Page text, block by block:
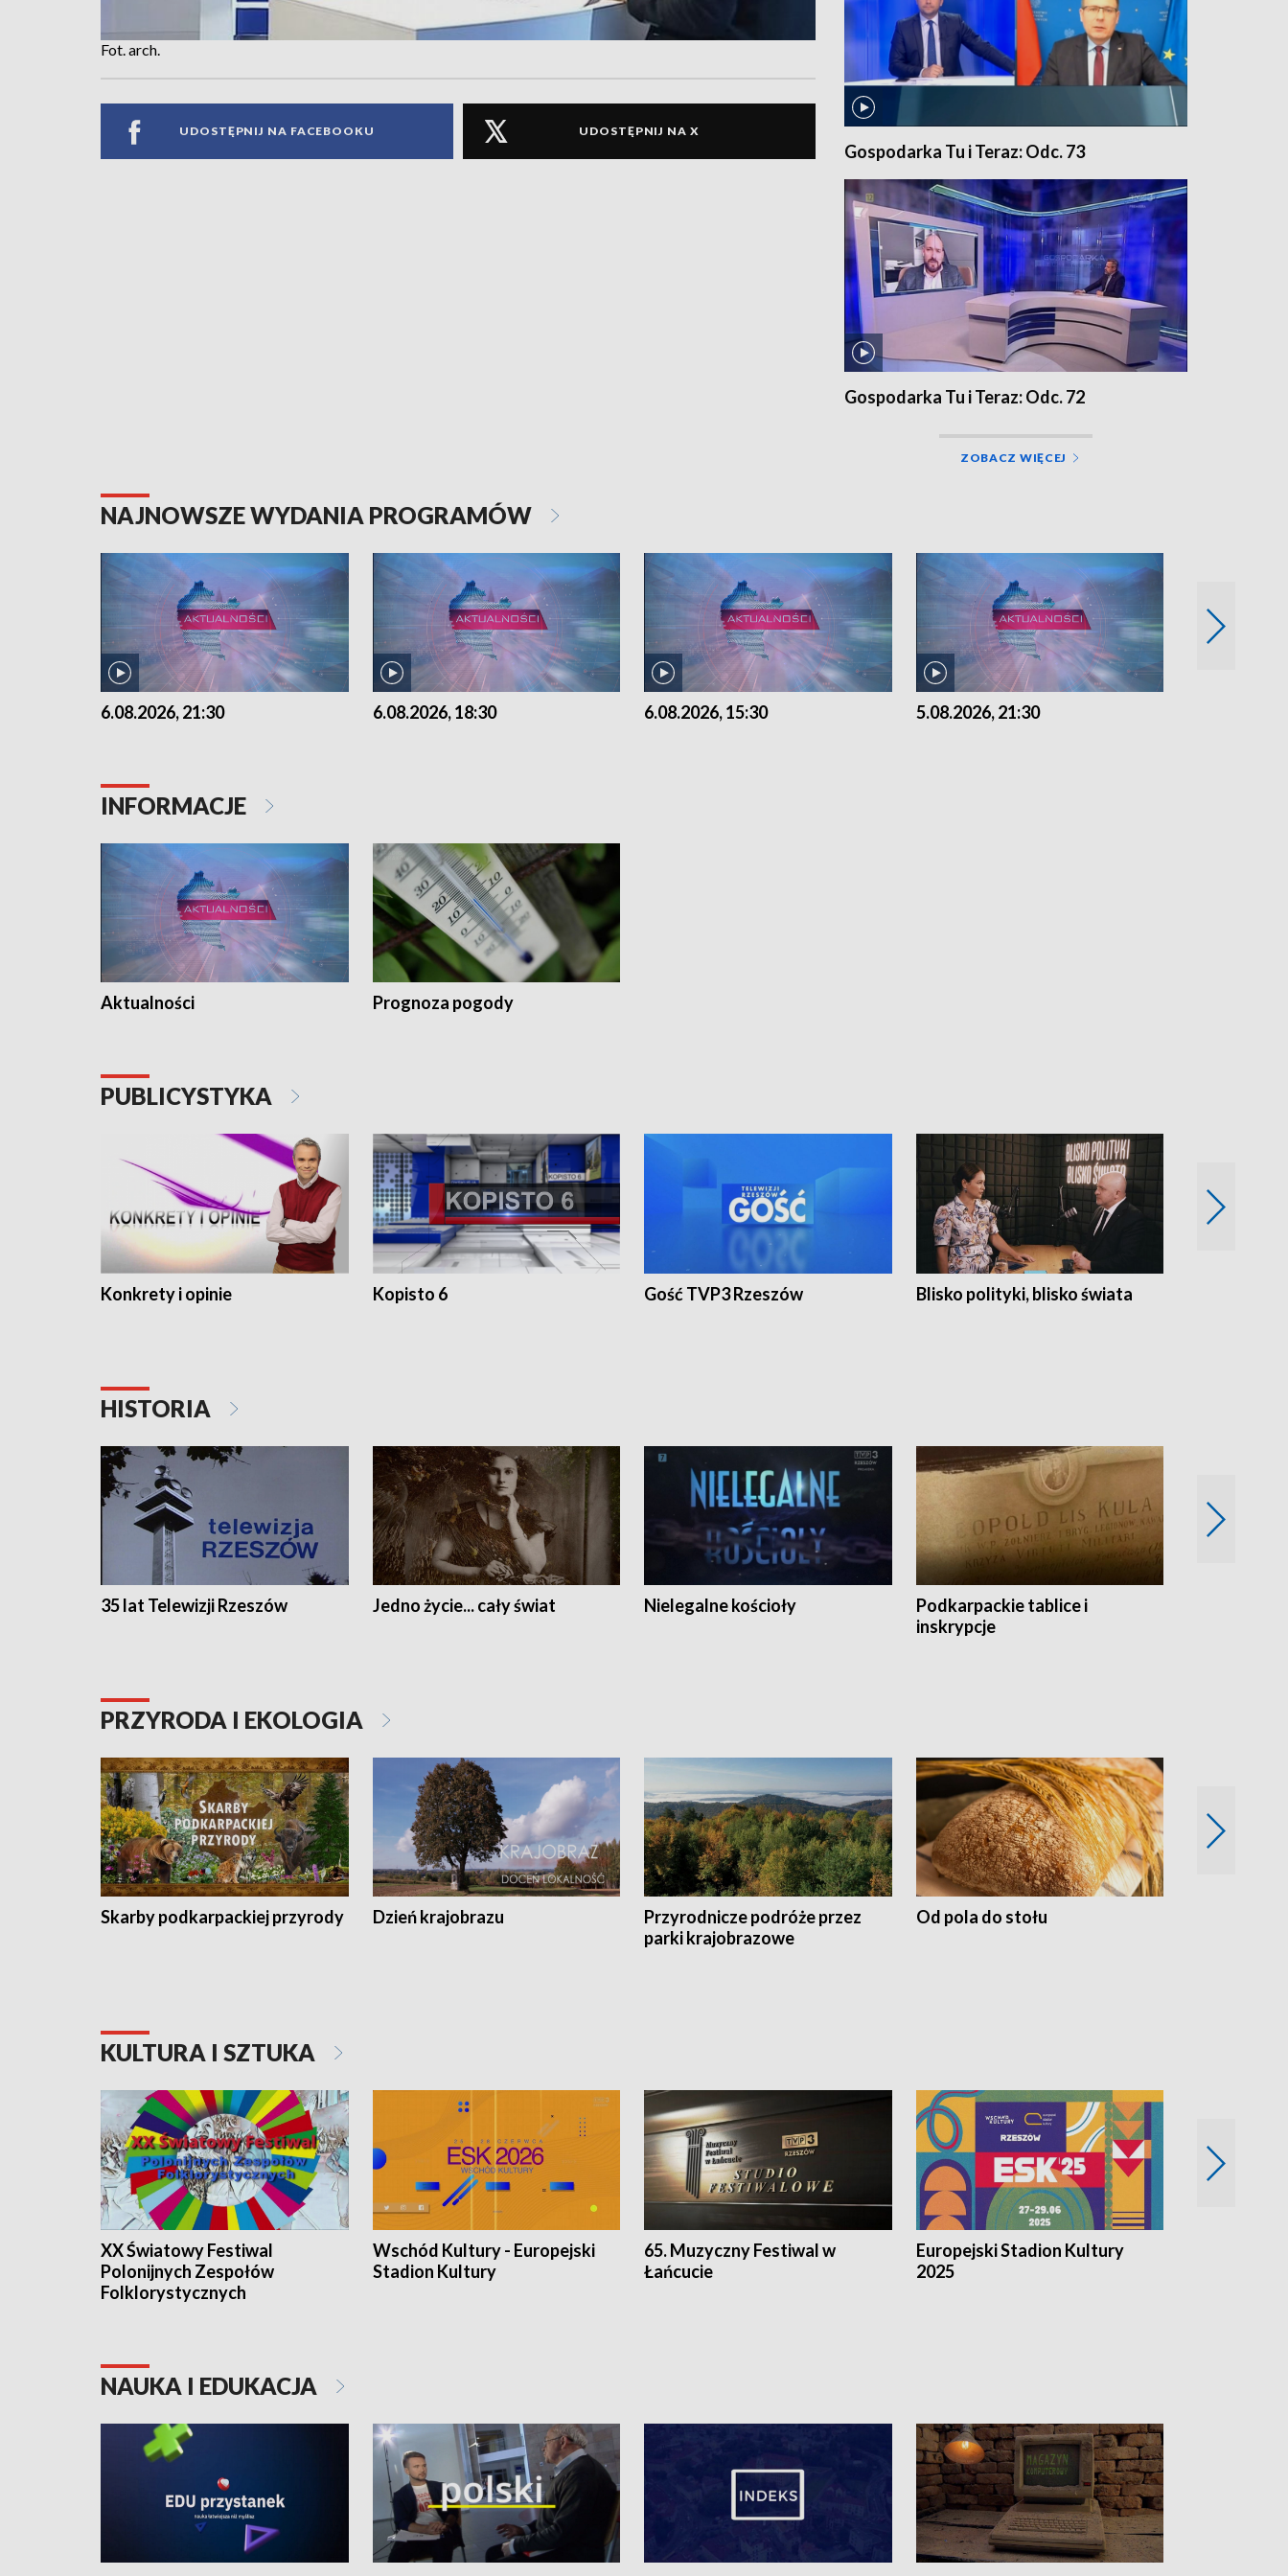
Fot. arch.
UDOSTĘPNIJ NA FACEBOOKU UDOSTĘPNIJ NA X
Gospodarka Tu i Teraz: Odc. 73
Gospodarka Tu i Teraz: Odc. 72
ZOBACZ WIĘCEJ
NAJNOWSZE WYDANIA PROGRAMÓW
6.08.2026, 21:30 6.08.2026, 18:30 6.08.2026, 15:30 5.08.2026, 21:30
INFORMACJE
Aktualności Prognoza pogody
PUBLICYSTYKA
Konkrety i opinie Kopisto 6 Gość TVP3 Rzeszów Blisko polityki, blisko świata
HISTORIA
35 lat Telewizji Rzeszów Jedno życie... cały świat Nielegalne kościoły
Podkarpackie tablice i
inskrypcje
PRZYRODA I EKOLOGIA
Skarby podkarpackiej przyrody Dzień krajobrazu
Przyrodnicze podróże przez
parki krajobrazowe
Od pola do stołu
KULTURA I SZTUKA
XX Światowy Festiwal
Polonijnych Zespołów
Folklorystycznych
Wschód Kultury - Europejski
Stadion Kultury
65. Muzyczny Festiwal w
Łańcucie
Europejski Stadion Kultury
2025
NAUKA I EDUKACJA